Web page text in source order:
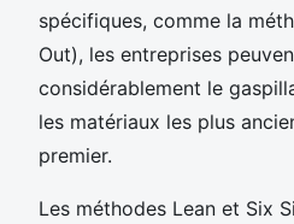
spécifiques, comme la
Out), les entreprises
considérablement le
les matériaux les plus
premier.
Les méthodes Lean et Six